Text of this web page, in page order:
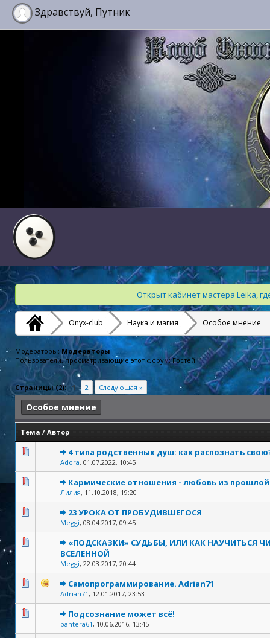
Здравствуй, Путник
Открыт кабинет мастера Leika,
Onyx-club Наука и магия Особое мнение
Модераторы: Модераторы
Пользователи, просматривающие этот форум: Гостей: 1
Страницы (2): 1 2 Следующая »
Особое мнение
Тема / Автор
4 типа родственных душ: как распознать
Adora, 01.07.2022, 10:45
Кармические отношения - любовь из
Лилия, 11.10.2018, 19:20
23 УРОКА ОТ ПРОБУДИВШЕГОСЯ
Meggi, 08.04.2017, 09:45
«ПОДСКАЗКИ» СУДЬБЫ, ИЛИ КАК НАУЧИТЬСЯ
ВСЕЛЕННОЙ
Meggi, 22.03.2017, 20:44
Самопрограммирование. Adrian71
Adrian71, 12.01.2017, 23:53
Подсознание может всё!
pantera61, 10.06.2016, 13:45